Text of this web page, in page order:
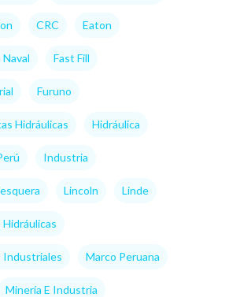
CRC Eaton
Fast Fill
Furuno
Hidráulicas Hidráulica
Industria
Lincoln Linde
Industriales Marco Peruana
Minería E Industria